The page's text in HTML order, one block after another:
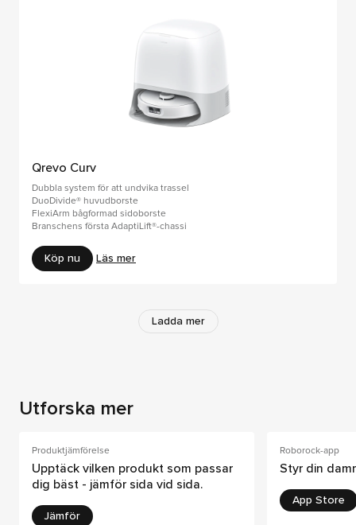
Qrevo Curv
Dubbla system för att undvika trassel
DuoDivide® huvudborste
FlexiArm bågformad sidoborste
Branschens första AdaptiLift®-chassi
Köp nu Läs mer
Ladda mer
Utforska mer
Produktjämförelse
Upptäck vilken produkt som passar
dig bäst - jämför sida vid sida.
Jämför
Roborock-app
Styr din
App Store